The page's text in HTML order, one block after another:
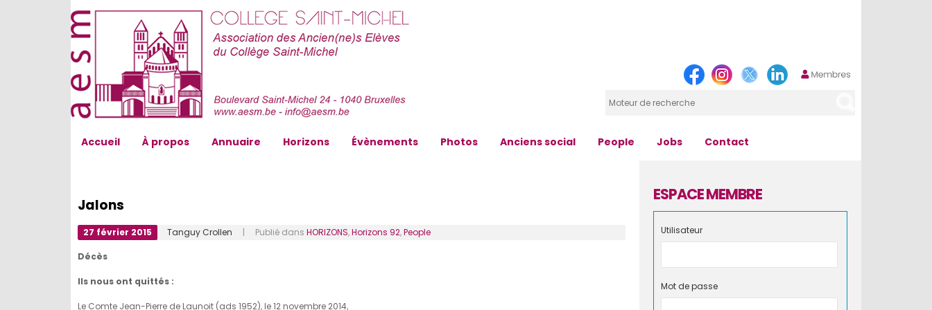
Accueil À propos Annuaire Horizons Évènements Photos Anciens social People Jobs Contact
Jalons
27 février 2015 Tanguy Crollen | Publié dans HORIZONS,Horizons 92,People
Décès
Ils nous ont quittés :
Le Comte Jean-Pierre de Launoit (ads 1952), le 12 novembre 2014,
ESPACE MEMBRE
Utilisateur
Mot de passe